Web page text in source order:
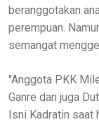
beranggotakan
perempuan.
semangat
"Anggota PKK
Ganre dan juga
Isni Kadratin saat